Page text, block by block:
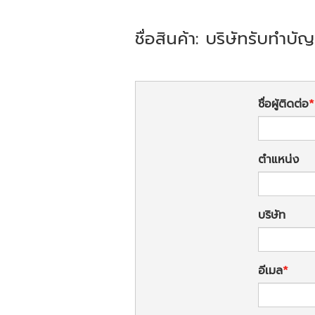
ชื่อสินค้า: บริษัทรับทำบั
ชื่อผู้ติดต่อ
ตำแหน่ง
บริษัท
อีเมล